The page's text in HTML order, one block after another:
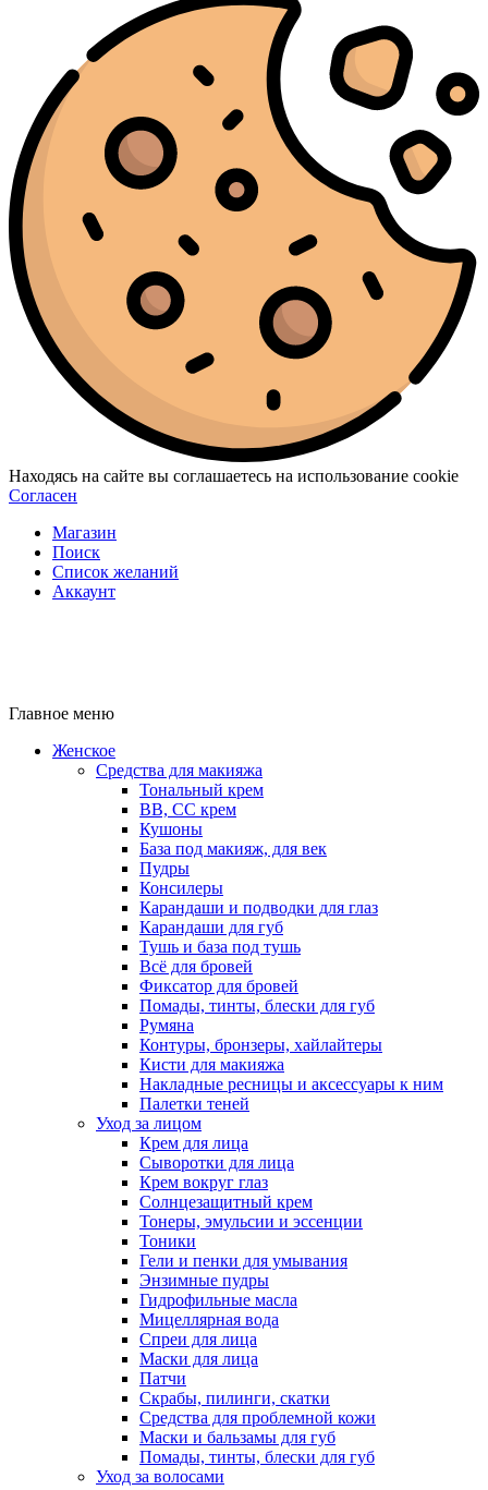
Находясь на сайте вы соглашаетесь на использование cookie
Согласен
Магазин
Поиск
Список желаний
Аккаунт
Главное меню
Женское
Средства для макияжа
Тональный крем
BB, CC крем
Кушоны
База под макияж, для век
Пудры
Консилеры
Карандаши и подводки для глаз
Карандаши для губ
Тушь и база под тушь
Всё для бровей
Фиксатор для бровей
Помады, тинты, блески для губ
Румяна
Контуры, бронзеры, хайлайтеры
Кисти для макияжа
Накладные ресницы и аксессуары к ним
Палетки теней
Уход за лицом
Крем для лица
Сыворотки для лица
Крем вокруг глаз
Солнцезащитный крем
Тонеры, эмульсии и эссенции
Тоники
Гели и пенки для умывания
Энзимные пудры
Гидрофильные масла
Мицеллярная вода
Спреи для лица
Маски для лица
Патчи
Скрабы, пилинги, скатки
Средства для проблемной кожи
Маски и бальзамы для губ
Помады, тинты, блески для губ
Уход за волосами